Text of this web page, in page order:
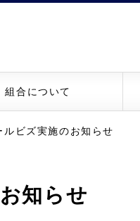
組合について
ビズ実施のお知らせ
知らせ